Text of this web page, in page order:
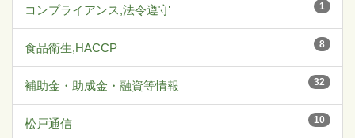
1
コンプライアンス,法令遵守
8
食品衛生,HACCP
32
補助金・助成金・融資等情報
10
松戸通信